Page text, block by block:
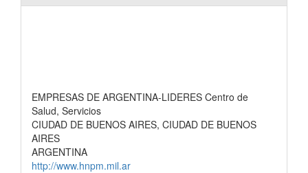
EMPRESAS DE ARGENTINA-LIDERES Centro de
Salud, Servicios
CIUDAD DE BUENOS AIRES, CIUDAD DE BUENOS
AIRES
ARGENTINA
http://www.hnpm.mil.ar